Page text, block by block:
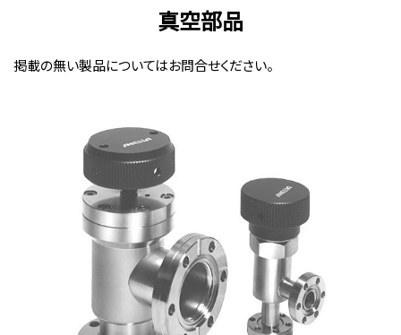
真空部品
掲載の無い製品についてはお問合せください。